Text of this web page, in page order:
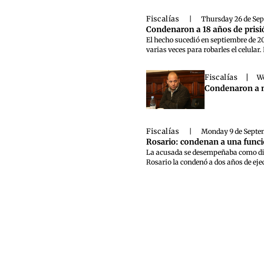
Fiscalías Thursday 26 de
Condenaron a 18 años de
El hecho sucedió en septiembre de
varias veces para robarles el
Fiscalías
Condenaron a
Fiscalías Monday 9 de
Rosario: condenan a una
La acusada se desempeñaba como
Rosario la condenó a dos años de